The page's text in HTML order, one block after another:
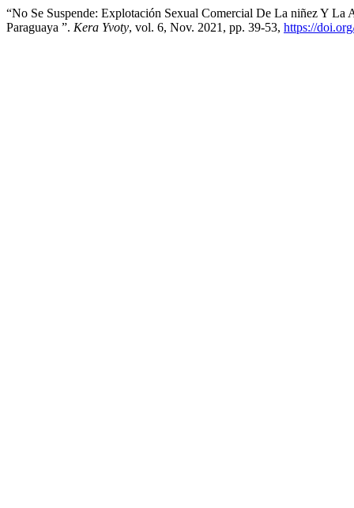
“No Se Suspende: Explotación Sexual Comercial De La niñez Y
Paraguaya ”. Kera Yvoty, vol. 6, Nov. 2021, pp. 39-53, https://